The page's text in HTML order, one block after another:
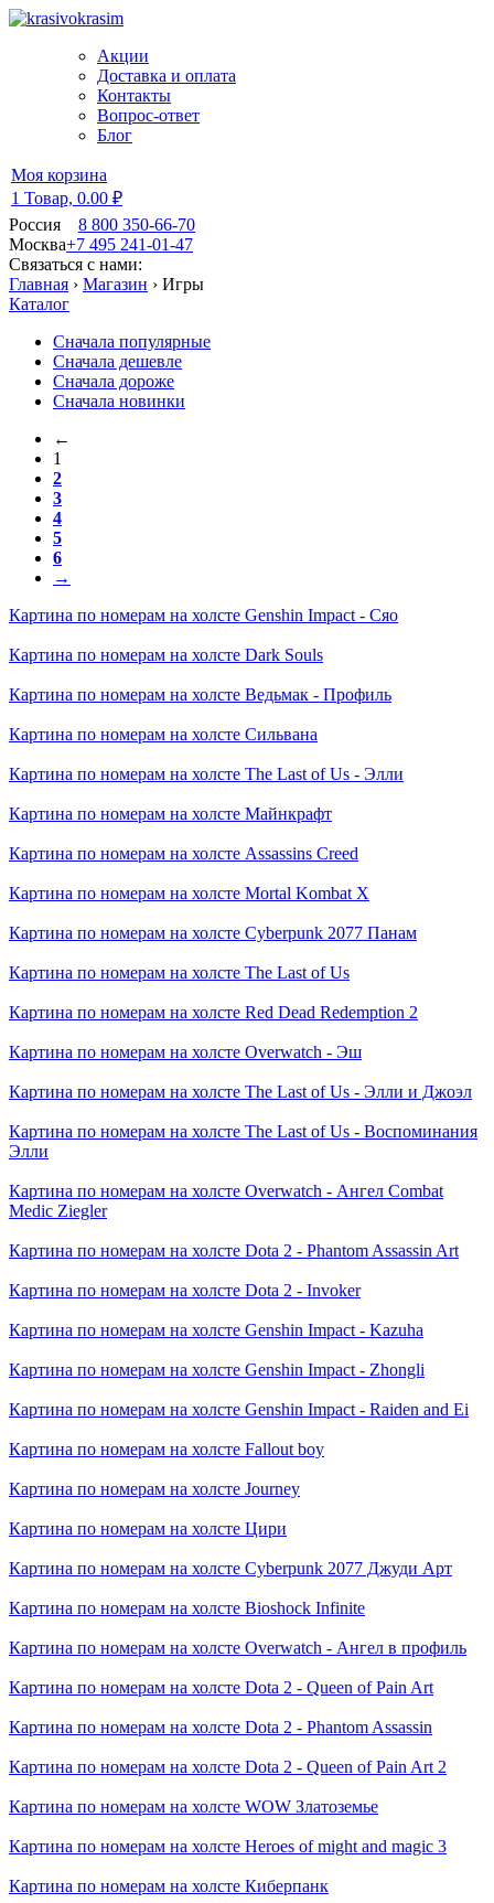
Акции
Доставка и оплата
Контакты
Вопрос-ответ
Блог
Моя корзина
1 Товар, 0.00 ₽
Россия
8 800 350-66-70
Москва+7 495 241-01-47
Связаться с нами:
Главная › Магазин › Игры
Каталог
Сначала популярные
Сначала дешевле
Сначала дороже
Сначала новинки
←
1
2
3
4
5
6
→
Картина по номерам на холсте Genshin Impact - Сяо
Картина по номерам на холсте Dark Souls
Картина по номерам на холсте Ведьмак - Профиль
Картина по номерам на холсте Сильвана
Картина по номерам на холсте The Last of Us - Элли
Картина по номерам на холсте Майнкрафт
Картина по номерам на холсте Assassins Creed
Картина по номерам на холсте Mortal Kombat X
Картина по номерам на холсте Cyberpunk 2077 Панам
Картина по номерам на холсте The Last of Us
Картина по номерам на холсте Red Dead Redemption 2
Картина по номерам на холсте Overwatch - Эш
Картина по номерам на холсте The Last of Us - Элли и Джоэл
Картина по номерам на холсте The Last of Us - Воспоминания
Элли
Картина по номерам на холсте Overwatch - Ангел Combat
Medic Ziegler
Картина по номерам на холсте Dota 2 - Phantom Assassin Art
Картина по номерам на холсте Dota 2 - Invoker
Картина по номерам на холсте Genshin Impact - Kazuha
Картина по номерам на холсте Genshin Impact - Zhongli
Картина по номерам на холсте Genshin Impact - Raiden and Ei
Картина по номерам на холсте Fallout boy
Картина по номерам на холсте Journey
Картина по номерам на холсте Цири
Картина по номерам на холсте Cyberpunk 2077 Джуди Арт
Картина по номерам на холсте Bioshock Infinite
Картина по номерам на холсте Overwatch - Ангел в профиль
Картина по номерам на холсте Dota 2 - Queen of Pain Art
Картина по номерам на холсте Dota 2 - Phantom Assassin
Картина по номерам на холсте Dota 2 - Queen of Pain Art 2
Картина по номерам на холсте WOW Златоземье
Картина по номерам на холсте Heroes of might and magic 3
Картина по номерам на холсте Киберпанк